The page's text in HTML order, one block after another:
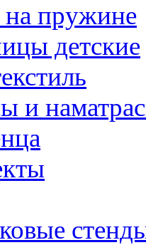
на пружине
детские
и